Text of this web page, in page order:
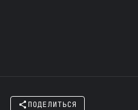
ПОДЕЛИТЬСЯ